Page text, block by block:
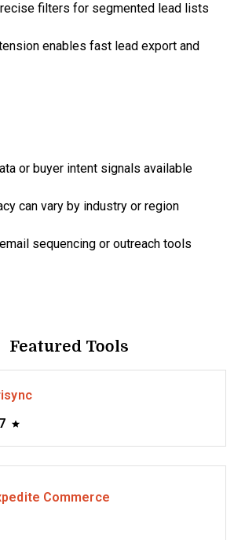
filters for segmented lead lists
enables fast lead export and
or buyer intent signals available
can vary by industry or region
sequencing or outreach tools
Featured Tools
Commerce